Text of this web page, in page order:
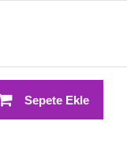
Sepete Ekle